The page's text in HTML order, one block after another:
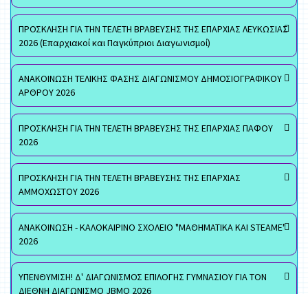
ΠΡΟΣΚΛΗΣΗ ΓΙΑ ΤΗΝ ΤΕΛΕΤΗ ΒΡΑΒΕΥΣΗΣ ΤΗΣ ΕΠΑΡΧΙΑΣ ΛΕΥΚΩΣΙΑΣ
2026 (Επαρχιακοί και Παγκύπριοι Διαγωνισμοί)
ΑΝΑΚΟΙΝΩΣΗ ΤΕΛΙΚΗΣ ΦΑΣΗΣ ΔΙΑΓΩΝΙΣΜΟΥ ΔΗΜΟΣΙΟΓΡΑΦΙΚΟΥ
ΑΡΘΡΟΥ 2026
ΠΡΟΣΚΛΗΣΗ ΓΙΑ ΤΗΝ ΤΕΛΕΤΗ ΒΡΑΒΕΥΣΗΣ ΤΗΣ ΕΠΑΡΧΙΑΣ ΠΑΦΟΥ
2026
ΠΡΟΣΚΛΗΣΗ ΓΙΑ ΤΗΝ ΤΕΛΕΤΗ ΒΡΑΒΕΥΣΗΣ ΤΗΣ ΕΠΑΡΧΙΑΣ
ΑΜΜΟΧΩΣΤΟΥ 2026
ΑΝΑΚΟΙΝΩΣΗ - ΚΑΛΟΚΑΙΡΙΝΟ ΣΧΟΛΕΙΟ "ΜΑΘΗΜΑΤΙΚΑ ΚΑΙ STEAME"
2026
ΥΠΕΝΘΥΜΙΣΗ! Δ' ΔΙΑΓΩΝΙΣΜΟΣ ΕΠΙΛΟΓΗΣ ΓΥΜΝΑΣΙΟΥ ΓΙΑ ΤΟΝ
ΔΙΕΘΝΗ ΔΙΑΓΩΝΙΣΜΟ JBMO 2026